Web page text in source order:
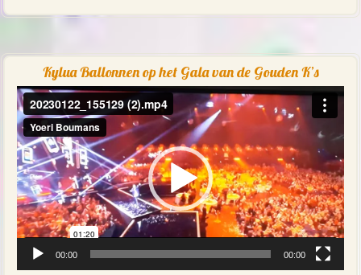
Kylua Ballonnen op het Gala van de Gouden K’s
Videospeler
00:00 00:00